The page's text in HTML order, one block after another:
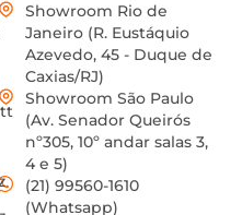
Showroom Rio de
Janeiro (R. Eustáquio
Azevedo, 45 - Duque de
Caxias/RJ)
Showroom São Paulo
(Av. Senador Queirós
nº305, 10º andar salas 3,
4 e 5)
(21) 99560-1610
(Whatsapp)